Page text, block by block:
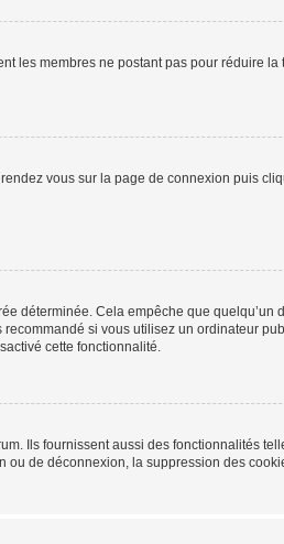
les membres ne postant pas pour réduire
vous sur la page de connexion puis
déterminée. Cela empêche que quelqu’un
recommandé si vous utilisez un ordinateur
cette fonctionnalité.
Ils fournissent aussi des fonctionnalités
de déconnexion, la suppression des